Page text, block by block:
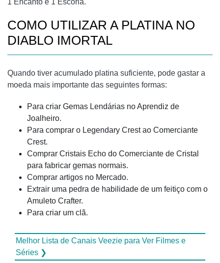
1 Encanto e 1 Escória.
COMO UTILIZAR A PLATINA NO
DIABLO IMORTAL
Quando tiver acumulado platina suficiente, pode gastar a
moeda mais importante das seguintes formas:
Para criar Gemas Lendárias no Aprendiz de
Joalheiro.
Para comprar o Legendary Crest ao Comerciante
Crest.
Comprar Cristais Echo do Comerciante de Cristal
para fabricar gemas normais.
Comprar artigos no Mercado.
Extrair uma pedra de habilidade de um feitiço com o
Amuleto Crafter.
Para criar um clã.
Melhor Lista de Canais Veezie para Ver Filmes e
Séries ❯